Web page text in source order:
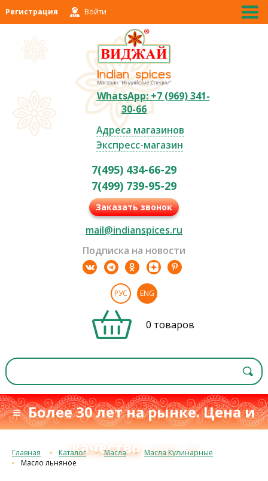
Регистрация Войти
WhatsApp: +7 (969) 341-
30-66
Адреса магазинов
Экспресс-магазин
7(495) 434-66-29
7(499) 739-95-29
Заказать звонок
mail@indianspices.ru
Подписка на новости
РУС ENG
0 товаров
≡ Более 30 лет на рынке. Цена и
качествос 1993 г.≡
Главная Каталог Масла
Масла Кулинарные
Масло льняное